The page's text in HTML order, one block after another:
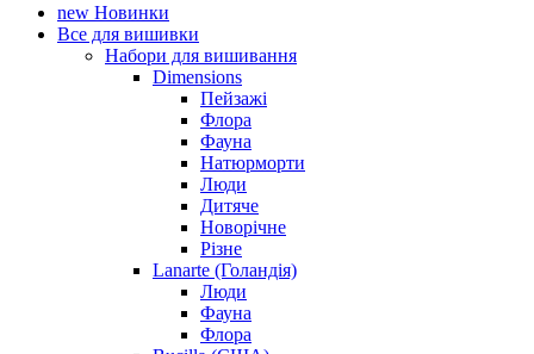
new Новинки
Все для вишивки
Набори для вишивання
Dimensions
Пейзажі
Флора
Фауна
Натюрморти
Люди
Дитяче
Новорічне
Різне
Lanarte (Голандія)
Люди
Фауна
Флора